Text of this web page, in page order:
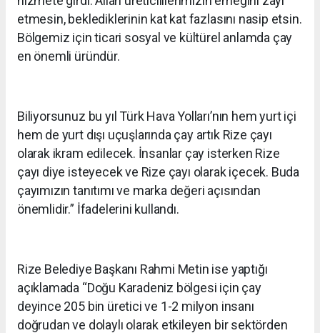
etmesin, beklediklerinin kat kat fazlasını nasip etsin.
Bölgemiz için ticari sosyal ve kültürel anlamda çay
en önemli üründür.
Biliyorsunuz bu yıl Türk Hava Yolları’nın hem yurt içi
hem de yurt dışı uçuşlarında çay artık Rize çayı
olarak ikram edilecek. İnsanlar çay isterken Rize
çayı diye isteyecek ve Rize çayı olarak içecek. Buda
çayımızın tanıtımı ve marka değeri açısından
önemlidir.” İfadelerini kullandı.
Rize Belediye Başkanı Rahmi Metin ise yaptığı
açıklamada “Doğu Karadeniz bölgesi için çay
deyince 205 bin üretici ve 1-2 milyon insanı
doğrudan ve dolaylı olarak etkileyen bir sektörden